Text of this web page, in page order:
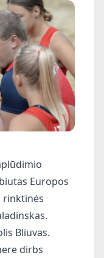
Europos
rinktinės
.
Bliuvas.
dirbs